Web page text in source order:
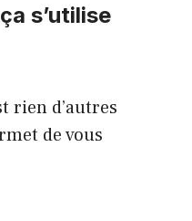
s’utilise
rien d’autres
de vous